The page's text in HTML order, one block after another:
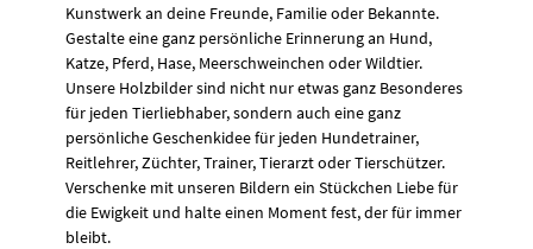
Kunstwerk an deine Freunde, Familie oder Bekannte.
Gestalte eine ganz persönliche Erinnerung an Hund,
Katze, Pferd, Hase, Meerschweinchen oder Wildtier.
Unsere Holzbilder sind nicht nur etwas ganz Besonderes
für jeden Tierliebhaber, sondern auch eine ganz
persönliche Geschenkidee für jeden Hundetrainer,
Reitlehrer, Züchter, Trainer, Tierarzt oder Tierschützer.
Verschenke mit unseren Bildern ein Stückchen Liebe für
die Ewigkeit und halte einen Moment fest, der für immer
bleibt.